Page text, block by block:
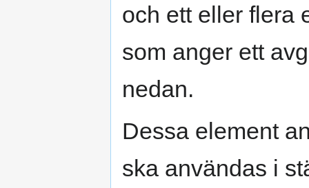
och ett eller flera
som anger ett
nedan.
Dessa element
ska användas i